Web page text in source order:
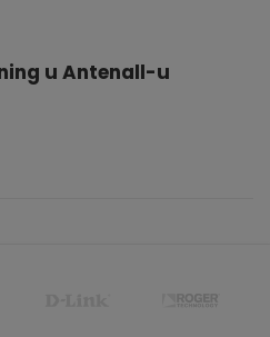
u Antenall-u